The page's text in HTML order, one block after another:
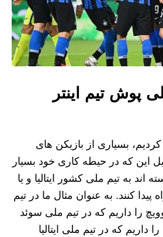
پوش تیم اینتر
بسیاری از بازیکن های
این که در حیطه کاری خود بسیار
اند به تیم ملی کشور ایتالیا و یا
کنند. به عنوان مثال ما در تیم
اوویچ را داریم که در تیم ملی سوئد
که در تیم ملی ایتالیا